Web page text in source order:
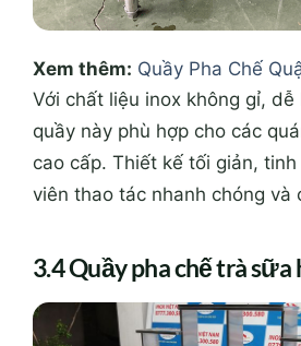
Xem thêm: Quầy Pha Chế
Với chất liệu inox không gỉ, dễ
quầy này phù hợp cho các
cao cấp. Thiết kế tối giản,
viên thao tác nhanh chóng và
3.4 Quầy pha chế trà sữa